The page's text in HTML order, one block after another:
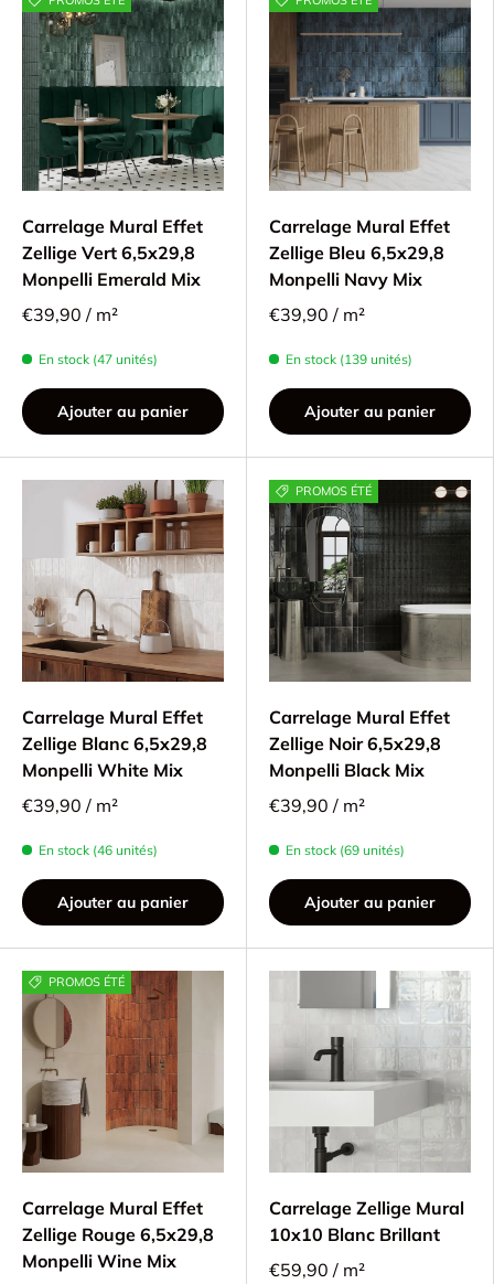
Carrelage Mural Effet
Zellige Vert 6,5x29,8
Monpelli Emerald Mix
€39,90 / m²
En stock (47 unités)
Ajouter au panier
Carrelage Mural Effet
Zellige Bleu 6,5x29,8
Monpelli Navy Mix
€39,90 / m²
En stock (139 unités)
Ajouter au panier
Carrelage Mural Effet
Zellige Blanc 6,5x29,8
Monpelli White Mix
€39,90 / m²
En stock (46 unités)
Ajouter au panier
PROMOS ÉTÉ
Carrelage Mural Effet
Zellige Noir 6,5x29,8
Monpelli Black Mix
€39,90 / m²
En stock (69 unités)
Ajouter au panier
PROMOS ÉTÉ
Carrelage Mural Effet
Zellige Rouge 6,5x29,8
Monpelli Wine Mix
Carrelage Zellige Mural
10x10 Blanc Brillant
€59,90 / m²